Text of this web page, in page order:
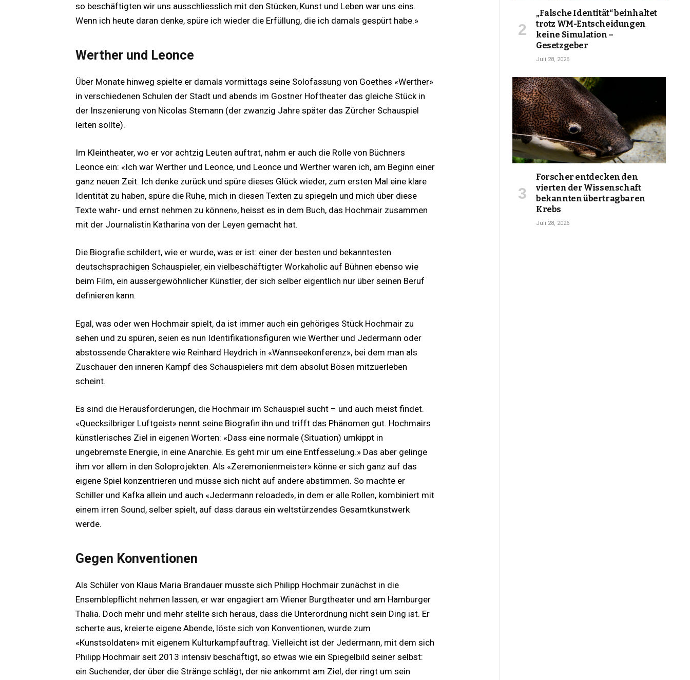
so beschäftigten wir uns ausschliesslich mit den Stücken, Kunst und Leben war uns eins.
Wenn ich heute daran denke, spüre ich wieder die Erfüllung, die ich damals gespürt habe.»
Werther und Leonce
Über Monate hinweg spielte er damals vormittags seine Solofassung von Goethes «Werther»
in verschiedenen Schulen der Stadt und abends im Gostner Hoftheater das gleiche Stück in
der Inszenierung von Nicolas Stemann (der zwanzig Jahre später das Zürcher Schauspiel
leiten sollte).
Im Kleintheater, wo er vor achtzig Leuten auftrat, nahm er auch die Rolle von Büchners
Leonce ein: «Ich war Werther und Leonce, und Leonce und Werther waren ich, am Beginn einer
ganz neuen Zeit. Ich denke zurück und spüre dieses Glück wieder, zum ersten Mal eine klare
Identität zu haben, spüre die Ruhe, mich in diesen Texten zu spiegeln und mich über diese
Texte wahr- und ernst nehmen zu können», heisst es in dem Buch, das Hochmair zusammen
mit der Journalistin Katharina von der Leyen gemacht hat.
Die Biografie schildert, wie er wurde, was er ist: einer der besten und bekanntesten
deutschsprachigen Schauspieler, ein vielbeschäftigter Workaholic auf Bühnen ebenso wie
beim Film, ein aussergewöhnlicher Künstler, der sich selber eigentlich nur über seinen Beruf
definieren kann.
Egal, was oder wen Hochmair spielt, da ist immer auch ein gehöriges Stück Hochmair zu
sehen und zu spüren, seien es nun Identifikationsfiguren wie Werther und Jedermann oder
abstossende Charaktere wie Reinhard Heydrich in «Wannseekonferenz», bei dem man als
Zuschauer den inneren Kampf des Schauspielers mit dem absolut Bösen mitzuerleben
scheint.
Es sind die Herausforderungen, die Hochmair im Schauspiel sucht – und auch meist findet.
«Quecksilbriger Luftgeist» nennt seine Biografin ihn und trifft das Phänomen gut. Hochmairs
künstlerisches Ziel in eigenen Worten: «Dass eine normale (Situation) umkippt in
ungebremste Energie, in eine Anarchie. Es geht mir um eine Entfesselung.» Das aber gelinge
ihm vor allem in den Soloprojekten. Als «Zeremonienmeister» könne er sich ganz auf das
eigene Spiel konzentrieren und müsse sich nicht auf andere abstimmen. So machte er
Schiller und Kafka allein und auch «Jedermann reloaded», in dem er alle Rollen, kombiniert mit
einem irren Sound, selber spielt, auf dass daraus ein weltstürzendes Gesamtkunstwerk
werde.
Gegen Konventionen
Als Schüler von Klaus Maria Brandauer musste sich Philipp Hochmair zunächst in die
Ensemblepflicht nehmen lassen, er war engagiert am Wiener Burgtheater und am Hamburger
Thalia. Doch mehr und mehr stellte sich heraus, dass die Unterordnung nicht sein Ding ist. Er
scherte aus, kreierte eigene Abende, löste sich von Konventionen, wurde zum
«Kunstsoldaten» mit eigenem Kulturkampfauftrag. Vielleicht ist der Jedermann, mit dem sich
Philipp Hochmair seit 2013 intensiv beschäftigt, so etwas wie ein Spiegelbild seiner selbst:
ein Suchender, der über die Stränge schlägt, der nie ankommt am Ziel, der ringt um sein
„Falsche Identität“ beinhaltet
trotz WM-Entscheidungen
keine Simulation –
Gesetzgeber
Juli 28, 2026
Forscher entdecken den
vierten der Wissenschaft
bekannten übertragbaren
Krebs
Juli 28, 2026